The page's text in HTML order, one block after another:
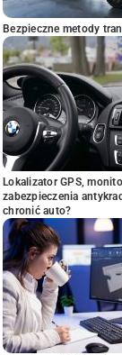
Bezpieczne metody
Lokalizator GPS,
zabezpieczenia
chronić auto?